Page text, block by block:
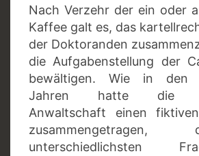
Nach Verzehr der ein oder
Kaffee galt es, das
der Doktoranden
die Aufgabenstellung der
bewältigen. Wie in den
Jahren hatte die
Anwaltschaft einen
unterschiedlichsten